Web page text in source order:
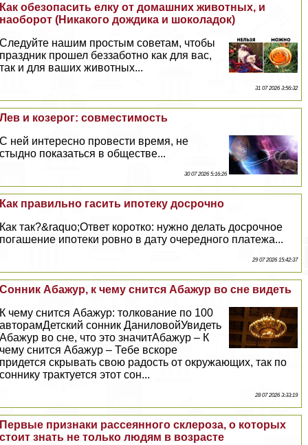
Как обезопасить елку от домашних животных, и
наоборот (Никакого дождика и шоколадок)
Следуйте нашим простым советам, чтобы
праздник прошел беззаботно как для вас,
так и для ваших животных...
31 07 2026 3:56:32
Лев и козерог: совместимость
С ней интересно провести время, не
стыдно показаться в обществе...
30 07 2026 5:16:26
Как правильно гасить ипотеку досрочно
Как так?&raquo;Ответ коротко: нужно делать досрочное
погашение ипотеки ровно в дату очередного платежа...
29 07 2026 15:42:37
Сонник Абажур, к чему снится Абажур во сне видеть
К чему снится Абажур: толкование по 100
авторамДетский сонник ДаниловойУвидеть
Абажур во сне, что это значитАбажур – К
чему снится Абажур – Тебе вскоре
придется скрывать свою радость от окружающих, так по
соннику тpaктуется этот сон...
28 07 2026 3:33:19
Первые признаки рассеянного склероза, о которых
стоит знать не только людям в возрасте